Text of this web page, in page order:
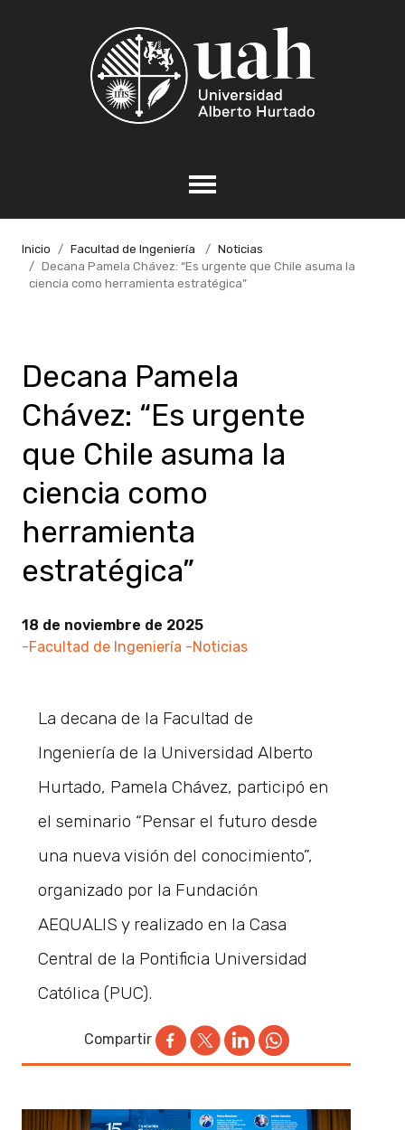
Inicio Facultad de Ingeniería
Noticias
Decana Pamela Chávez: “Es urgente que Chile asuma la
ciencia como herramienta estratégica”
Decana Pamela
Chávez: “Es urgente
que Chile asuma la
ciencia como
herramienta
estratégica”
18 de noviembre de 2025
-Facultad de Ingeniería -Noticias
La decana de la Facultad de
Ingeniería de la Universidad Alberto
Hurtado, Pamela Chávez, participó en
el seminario “Pensar el futuro desde
una nueva visión del conocimiento”,
organizado por la Fundación
AEQUALIS y realizado en la Casa
Central de la Pontificia Universidad
Católica (PUC).
Compartir